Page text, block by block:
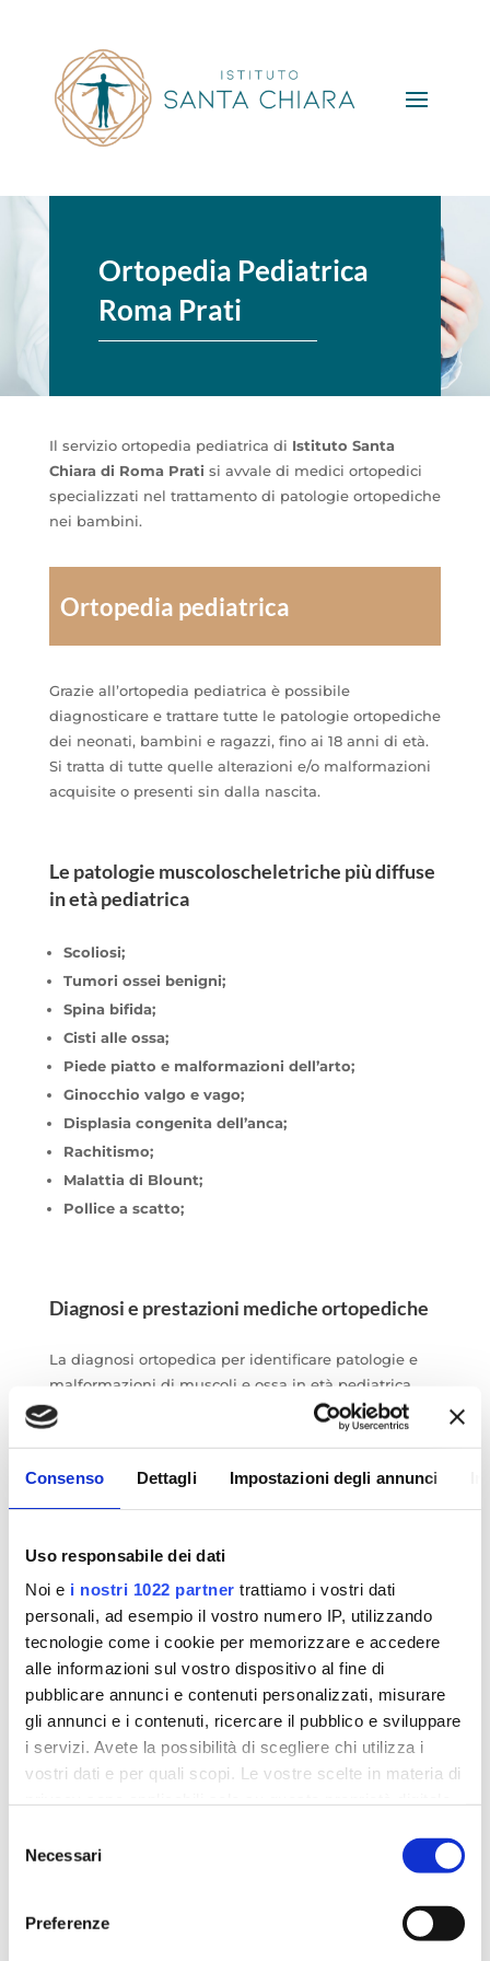
Consenso Dettagli Impostazioni degli annunci
Uso responsabile dei dati
Noi e i nostri 1022 partner trattiamo i vostri dati
personali, ad esempio il vostro numero IP, utilizzando
tecnologie come i cookie per memorizzare e accedere
alle informazioni sul vostro dispositivo al fine di
pubblicare annunci e contenuti personalizzati, misurare
gli annunci e i contenuti, ricercare il pubblico e sviluppare
i servizi. Avete la possibilità di scegliere chi utilizza i
vostri dati e per quali scopi. Le vostre scelte in materia di
modificare o revocare il proprio consenso in qualsiasi
momento dalla Dichiarazione sui cookie o facendo clic
delNecessari
Preferenze
Ortopedia Pediatrica
Roma Prati
Il servizio ortopedia pediatrica di Istituto Santa
Chiara di Roma Prati si avvale di medici ortopedici
specializzati nel trattamento di patologie ortopediche
nei bambini.
Ortopedia pediatrica
Grazie all’ortopedia pediatrica è possibile
diagnosticare e trattare tutte le patologie ortopediche
dei neonati, bambini e ragazzi, fino ai 18 anni di età.
Si tratta di tutte quelle alterazioni e/o malformazioni
acquisite o presenti sin dalla nascita.
Le patologie muscoloscheletriche più diffuse
in età pediatrica
Scoliosi;
Tumori ossei benigni;
Spina bifida;
Cisti alle ossa;
Piede piatto e malformazioni dell’arto;
Ginocchio valgo e vago;
Displasia congenita dell’anca;
Rachitismo;
Malattia di Blount;
Pollice a scatto;
Diagnosi e prestazioni mediche ortopediche
La diagnosi ortopedica per identificare patologie e
malformazioni di muscoli e ossa in età pediatrica,
risulta essere essenziale, soprattutto se si tratta di
Gli specialisti in ortopedia di Istituto Santa Chiara
Visita ortopedica pediatrica
Esami diagnostici e strumentali
Chirurgia e micro-chirurgia ortopedica
Prenota Visita ortopedica